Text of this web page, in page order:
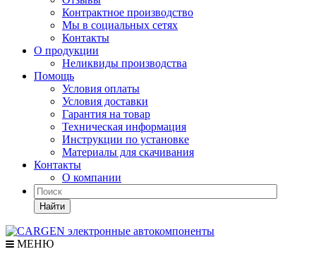
Контрактное производство
Мы в социальных сетях
Контакты
О продукции
Неликвиды производства
Помощь
Условия оплаты
Условия доставки
Гарантия на товар
Техническая информация
Инструкции по установке
Материалы для скачивания
Контакты
О компании
Найти
МЕНЮ